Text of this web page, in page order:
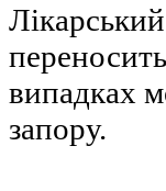
випадках
запору.